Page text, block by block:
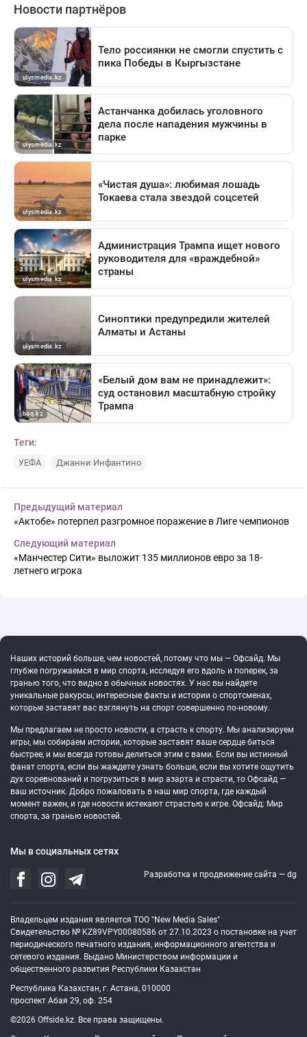
Теги:
УЕФА Джанни Инфантино
Предыдущий материал
«Актобе» потерпел разгромное поражение в Лиге чемпионов
Следующий материал
«Манчестер Сити» выложит 135 миллионов евро за 18-
летнего игрока
Наших историй больше, чем новостей, потому что мы — Офсайд. Мы
глубже погружаемся в мир спорта, исследуя его вдоль и поперек, за
гранью того, что видно в обычных новостях. У нас вы найдете
уникальные ракурсы, интересные факты и истории о спортсменах,
которые заставят вас взглянуть на спорт совершенно по-новому.
Мы предлагаем не просто новости, а страсть к спорту. Мы анализируем
игры, мы собираем истории, которые заставят ваше сердце биться
быстрее, и мы всегда готовы делиться этим с вами. Если вы истинный
фанат спорта, если вы жаждете узнать больше, если вы хотите ощутить
дух соревнований и погрузиться в мир азарта и страсти, то Офсайд —
ваш источник. Добро пожаловать в наш мир спорта, где каждый
момент важен, и где новости истекают страстью к игре. Офсайд: Мир
спорта, за гранью новостей.
Мы в социальных сетях
Разработка и продвижение сайта — dg
Владельцем издания является ТОО "New Media Sales"
Свидетельство № KZ89VPY00080586 от 27.10.2023 о постановке на учет
периодического печатного издания, информационного агентства и
сетевого издания. Выдано Министерством информации и
общественного развития Республики Казахстан
Республика Казахстан, г. Астана, 010000
проспект Абая 29, оф. 254
©2026 Offside.kz. Все права защищены.